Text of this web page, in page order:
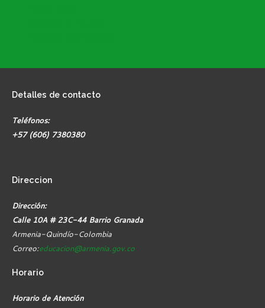
Detalles de contacto
Teléfonos:
+57 (606) 7380380
Direccion
Dirección:
Calle 10A # 23C-44 Barrio Granada
Armenia-Quindío-Colombia
Correo:educacion@armenia.gov.co
Horario
Horario de Atención